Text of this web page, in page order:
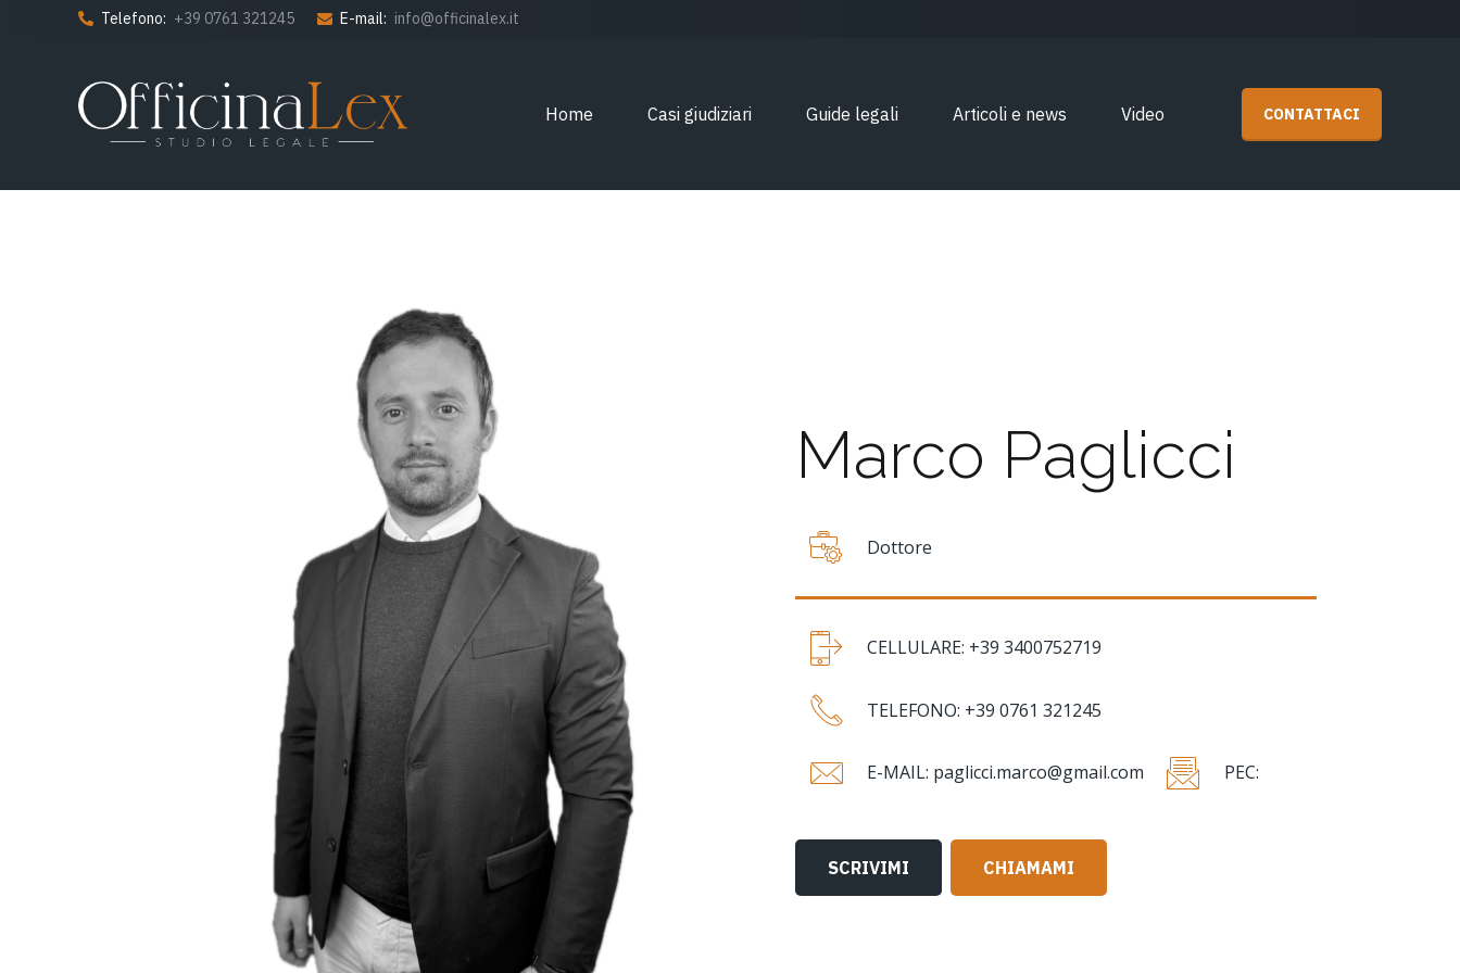
Telefono: +39 0761 321245 E-mail: info@officinalex.it
CONTATTACI
Home Casi giudiziari Guide legali Articoli e news Video
Marco Paglicci
Dottore
CELLULARE: +39 3400752719
TELEFONO: +39 0761 321245
E-MAIL: paglicci.marco@gmail.com PEC:
SCRIVIMI CHIAMAMI